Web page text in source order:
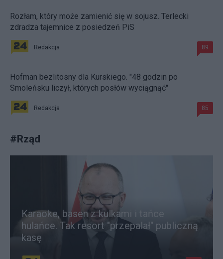
Rozłam, który może zamienić się w sojusz. Terlecki
zdradza tajemnice z posiedzeń PiS
Redakcja 89
Hofman bezlitosny dla Kurskiego. "48 godzin po
Smoleńsku liczył, których posłów wyciągnąć"
Redakcja 85
#Rząd
Karaoke, basen z kulkami i tańce
hulańce. Tak resort "przepalał" publiczną
kasę